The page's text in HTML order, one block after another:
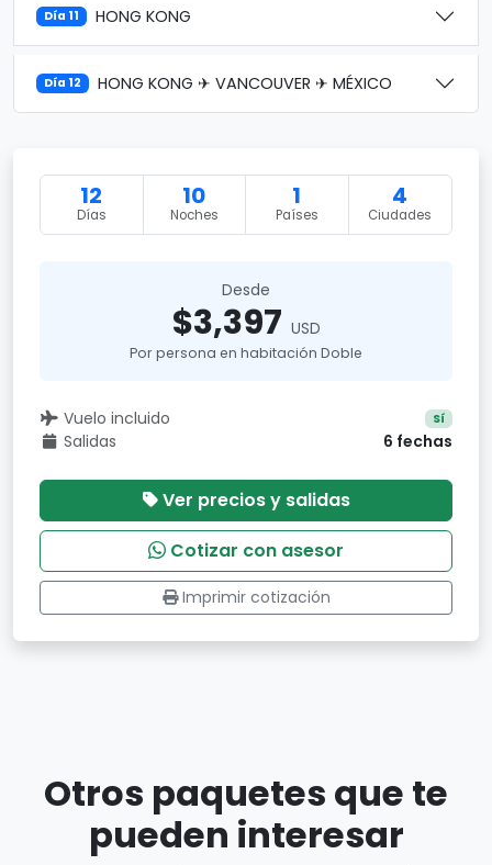
Día 11 HONG KONG
Día 12 HONG KONG ✈ VANCOUVER ✈ MÉXICO
12
Días
10
Noches
1
Países
4
Ciudades
Desde
$3,397 USD
Por persona en habitación Doble
Vuelo incluido Sí
Salidas 6 fechas
Ver precios y salidas
Cotizar con asesor
Imprimir cotización
Otros paquetes que te
pueden interesar